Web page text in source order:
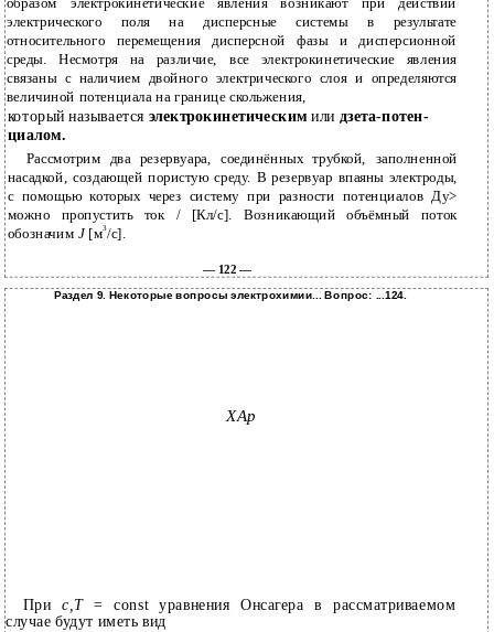
образом электрокинетические явления возникают при действии
электрического поля на дисперсные системы в результате
относительного перемещения дисперсной фазы и дисперсионной
среды. Несмотря на различие, все электрокинетические явления
связаны с наличием двойного электрического слоя и определяются
величиной потенциала на границе скольжения,
который называется электрокинетическимили дзета-потен-
циалом.
Рассмотрим два резервуара, соединённых трубкой, заполненной
насадкой, создающей пористую среду. В резервуар впаяны электроды,
с помощью которых через систему при разности потенциалов Ду>
можно пропустить ток / [Кл/с]. Возникающий объёмный поток
обозначим J [м3/с].
— 122 —
Раздел 9. Некоторые вопросы электрохимии... Вопрос: ...124.
ХАр
Прис,Т =const уравнения Онсагера в рассматриваемом
случае будут иметь вид